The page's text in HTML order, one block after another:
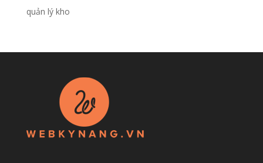
quản lý kho